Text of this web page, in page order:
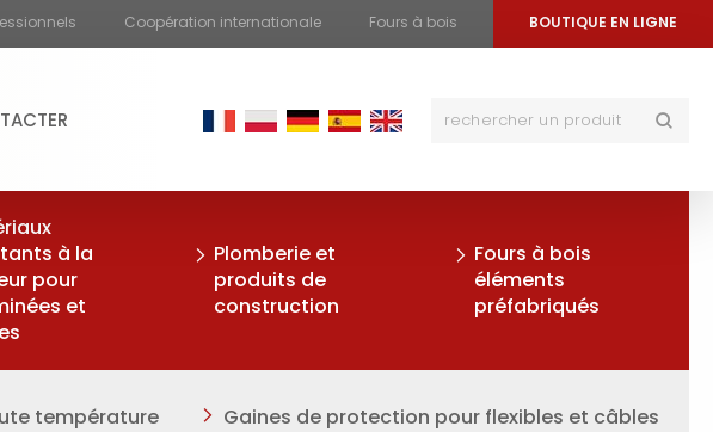
Coopération internationale Fours à bois BOUTIQUE EN LIGNE
à la
pour
et
Plomberie et
produits de
construction
Fours à bois
éléments
préfabriqués
température Gaines de protection pour flexibles et câbles